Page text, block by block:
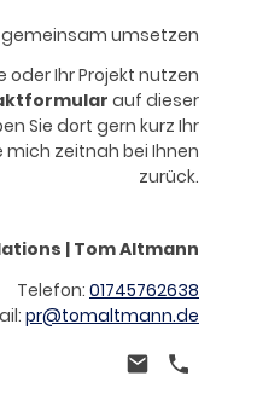
gemeinsam umsetzen
oder Ihr Projekt nutzen
auf dieser
Sie dort gern kurz Ihr
zeitnah bei Ihnen
zurück.
| Tom Altmann
Telefon: 01745762638
pr@tomaltmann.de